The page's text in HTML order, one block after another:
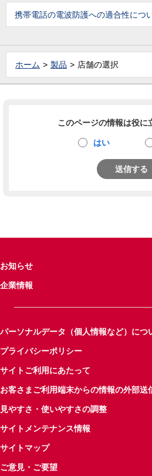
携帯電話の電波防護への適合性につ
ホーム 製品 店舗の選択
このページの情報は役に
はい
送信する
お知らせ
企業情報
パーソナルデータ（個人情報など）につ
プライバシーポリシー
サイトご利用にあたって
お客さまご利用端末からの情報の外部送
見やすさ・使いやすさの調整
サイトメンテナンス情報
サイトマップ
ご意見・ご要望